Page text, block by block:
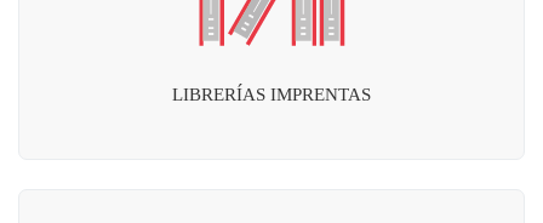
LIBRERÍAS IMPRENTAS